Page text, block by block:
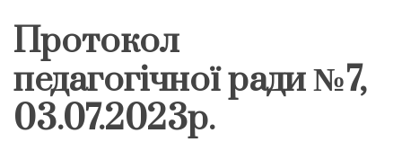
Протокол
педагогічної ради №7,
03.07.2023р.